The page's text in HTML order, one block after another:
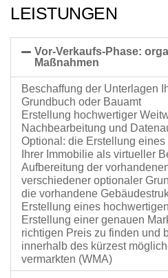
LEISTUNGEN
Vor-Verkaufs-Phase:
Maßnahmen
Beschaffung der Unterlagen
Grundbuch oder Bauamt
Erstellung hochwertiger
Nachbearbeitung und
Optional: die Erstellung
Ihrer Immobilie als virtueller
Aufbereitung der
verschiedener optionaler
die vorhandene
Erstellung eines
Erstellung einer genauen
richtigen Preis zu finden und
innerhalb des kürzest
vermarkten (WMA)